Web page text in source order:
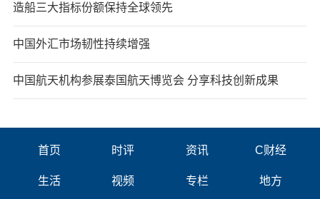
造船三大指标份额保持全球领先
中国外汇市场韧性持续增强
中国航天机构参展泰国航天博览会 分享科技创新成果
首页 时评 资讯 C财经
生活 视频 专栏 地方